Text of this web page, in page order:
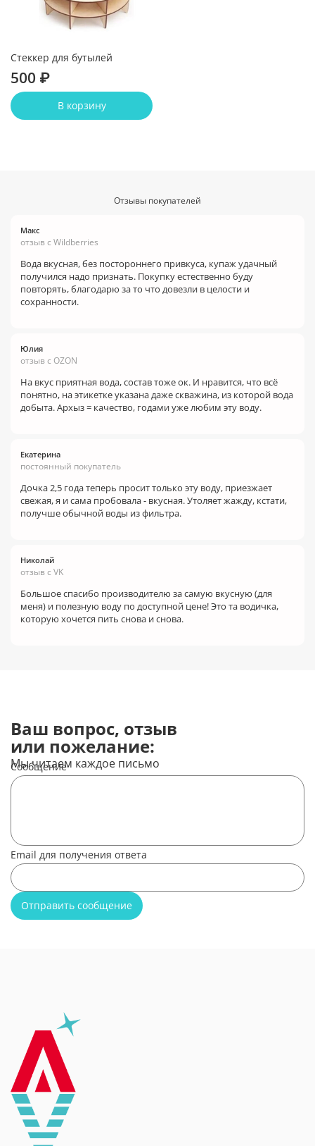
Стеккер для бутылей
500 ₽
В корзину
Отзывы покупателей
Макс
отзыв с Wildberries
Вода вкусная, без постороннего привкуса, купаж удачный
получился надо признать. Покупку естественно буду
повторять, благодарю за то что довезли в целости и
сохранности.
Юлия
отзыв с OZON
На вкус приятная вода, состав тоже ок. И нравится, что всё
понятно, на этикетке указана даже скважина, из которой вода
добыта. Архыз = качество, годами уже любим эту воду.
Екатерина
постоянный покупатель
Дочка 2,5 года теперь просит только эту воду, приезжает
свежая, я и сама пробовала - вкусная. Утоляет жажду, кстати,
получше обычной воды из фильтра.
Николай
отзыв с VK
Большое спасибо производителю за самую вкусную (для
меня) и полезную воду по доступной цене! Это та водичка,
которую хочется пить снова и снова.
Ваш вопрос, отзыв
или пожелание:
Мы читаем каждое письмо
Сообщение
Email для получения ответа
Отправить сообщение